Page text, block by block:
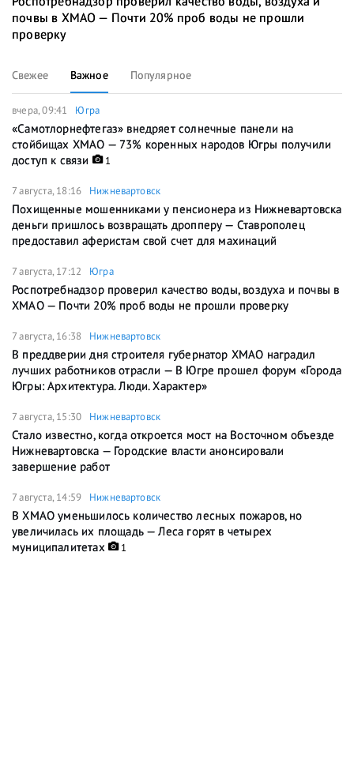
почвы в ХМАО — Почти 20% проб воды не прошли
проверку
Свежее Важное Популярное
вчера, 09:41 Югра
«Самотлорнефтегаз» внедряет солнечные панели на
стойбищах ХМАО — 73% коренных народов Югры получили
доступ к связи
1
7 августа, 18:16 Нижневартовск
Похищенные мошенниками у пенсионера из Нижневартовска
деньги пришлось возвращать дропперу — Ставрополец
предоставил аферистам свой счет для махинаций
7 августа, 17:12 Югра
Роспотребнадзор проверил качество воды, воздуха и почвы в
ХМАО — Почти 20% проб воды не прошли проверку
7 августа, 16:38 Нижневартовск
В преддверии дня строителя губернатор ХМАО наградил
лучших работников отрасли — В Югре прошел форум «Города
Югры: Архитектура. Люди. Характер»
7 августа, 15:30 Нижневартовск
Стало известно, когда откроется мост на Восточном объезде
Нижневартовска — Городские власти анонсировали
завершение работ
7 августа, 14:59 Нижневартовск
В ХМАО уменьшилось количество лесных пожаров, но
увеличилась их площадь — Леса горят в четырех
муниципалитетах
1